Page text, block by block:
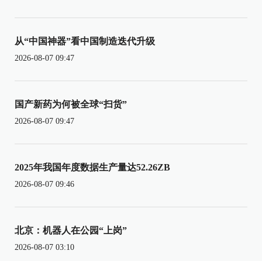
从“中国神器”看中国制造迭代升级
2026-08-07 09:47
国产新药为何被全球“扫货”
2026-08-07 09:47
2025年我国年度数据生产量达52.26ZB
2026-08-07 09:46
北京：机器人在公园“上岗”
2026-08-07 03:10